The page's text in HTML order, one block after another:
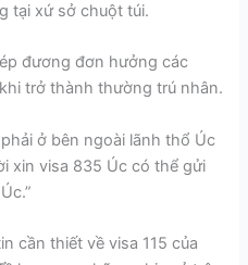
tại xứ sở chuột túi.
đương đơn hưởng các
trở thành thường trú nhân.
ở bên ngoài lãnh thổ Úc
xin visa 835 Úc có thể gửi
cần thiết về visa 115 của